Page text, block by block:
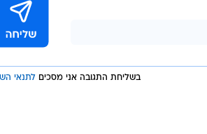
בשליחת התגובה אני מסכים לתנאי